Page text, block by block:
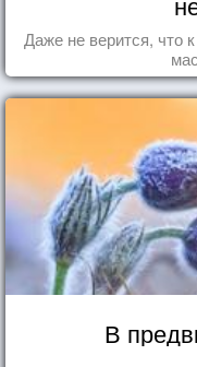
Даже не верится, что
В